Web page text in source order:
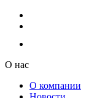
О нас
О компании